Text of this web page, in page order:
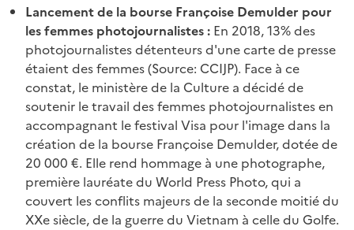
Lancement de la bourse Françoise Demulder pour
les femmes photojournalistes : En 2018, 13% des
photojournalistes détenteurs d'une carte de presse
étaient des femmes (Source: CCIJP). Face à ce
constat, le ministère de la Culture a décidé de
soutenir le travail des femmes photojournalistes en
accompagnant le festival Visa pour l'image dans la
création de la bourse Françoise Demulder, dotée de
20 000 €. Elle rend hommage à une photographe,
première lauréate du World Press Photo, qui a
couvert les conflits majeurs de la seconde moitié du
XXe siècle, de la guerre du Vietnam à celle du Golfe.